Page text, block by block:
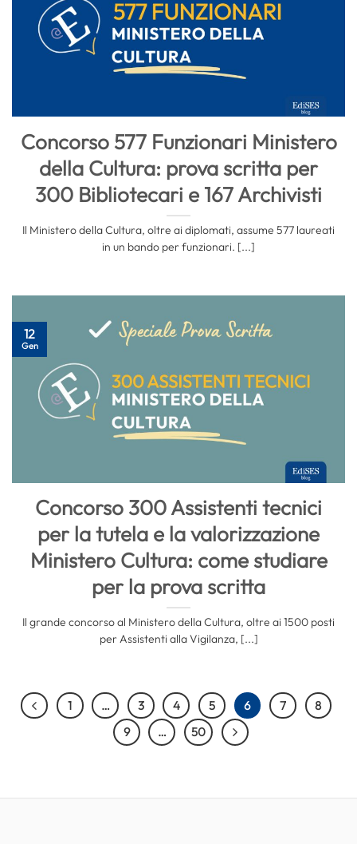
Concorso 577 Funzionari Ministero
della Cultura: prova scritta per
300 Bibliotecari e 167 Archivisti
Il Ministero della Cultura, oltre ai diplomati, assume 577 laureati
in un bando per funzionari. [...]
Concorso 300 Assistenti tecnici
per la tutela e la valorizzazione
Ministero Cultura: come studiare
per la prova scritta
Il grande concorso al Ministero della Cultura, oltre ai 1500 posti
per Assistenti alla Vigilanza, [...]
12
Gen
1 … 3 4 5 6 7
8
9
… 50